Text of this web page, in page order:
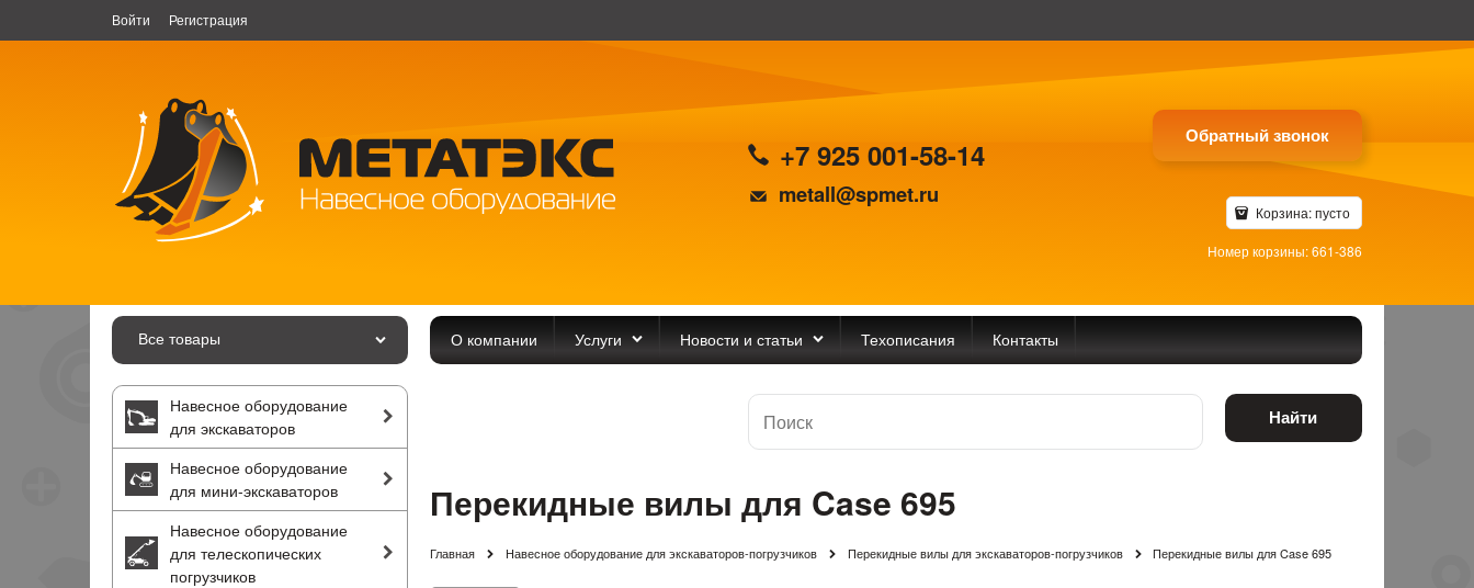
Войти Регистрация
+7 925 001-58-14
metall@spmet.ru
Обратный звонок
Корзина:пусто
Номер корзины: 661-386
Все товары О компании Услуги Новости и статьи Техописания Контакты
Навесное оборудование
для экскаваторов
Навесное оборудование
для мини-экскаваторов
Навесное оборудование
для телескопических
погрузчиков
Найти
Перекидные вилы для Case 695
Главная Навесное оборудование для экскаваторов-погрузчиков Перекидные вилы для экскаваторов-погрузчиков Перекидные вилы для Case 695